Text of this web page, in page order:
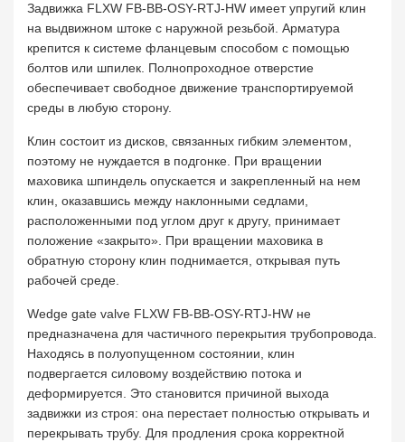
Задвижка FLXW FB-BB-OSY-RTJ-HW имеет упругий клин
на выдвижном штоке с наружной резьбой. Арматура
крепится к системе фланцевым способом с помощью
болтов или шпилек. Полнопроходное отверстие
обеспечивает свободное движение транспортируемой
среды в любую сторону.
Клин состоит из дисков, связанных гибким элементом,
поэтому не нуждается в подгонке. При вращении
маховика шпиндель опускается и закрепленный на нем
клин, оказавшись между наклонными седлами,
расположенными под углом друг к другу, принимает
положение «закрыто». При вращении маховика в
обратную сторону клин поднимается, открывая путь
рабочей среде.
Wedge gate valve FLXW FB-BB-OSY-RTJ-HW не
предназначена для частичного перекрытия трубопровода.
Находясь в полуопущенном состоянии, клин
подвергается силовому воздействию потока и
деформируется. Это становится причиной выхода
задвижки из строя: она перестает полностью открывать и
перекрывать трубу. Для продления срока корректной